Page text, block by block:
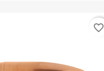
favorite_border